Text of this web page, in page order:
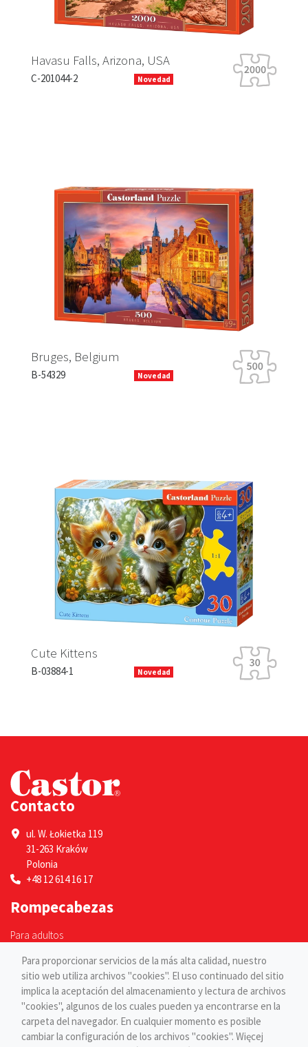
Havasu Falls, Arizona, USA
C-201044-2 Novedad
Bruges, Belgium
B-54329 Novedad
Cute Kittens
B-03884-1 Novedad
Previous
Contacto
ul. W. Łokietka 119
31-263 Kraków
Polonia
+48 12 614 16 17
Rompecabezas
Para adultos
Páginas
Blog
Contacto
Para proporcionar servicios de la más alta calidad, nuestro
sitio web utiliza archivos "cookies". El uso continuado del sitio
implica la aceptación del almacenamiento y lectura de archivos
"cookies", algunos de los cuales pueden ya encontrarse en la
carpeta del navegador. En cualquier momento es posible
cambiar la configuración de los archivos "cookies". Więcej